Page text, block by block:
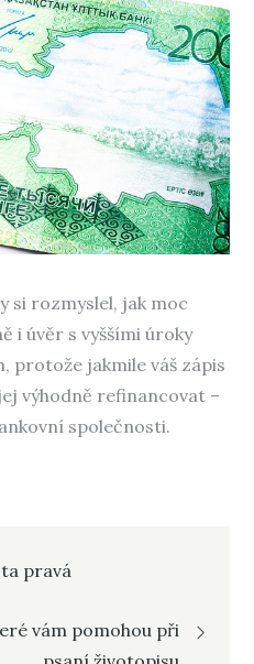
si rozmyslel, jak moc
i úvěr s vyššími úroky
protože jakmile váš zápis
výhodně refinancovat –
společnosti.
pravá
vám pomohou při